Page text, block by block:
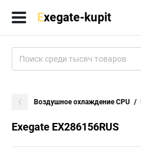
Воздушное охлаждение CPU
Exegate EX286156RUS